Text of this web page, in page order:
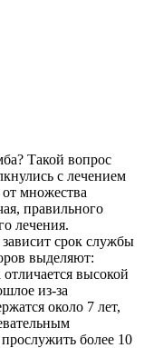
Такой вопрос
с лечением
от множества
правильного
лечения.
срок службы
выделяют:
высокой
из-за
около 7 лет,
более 10